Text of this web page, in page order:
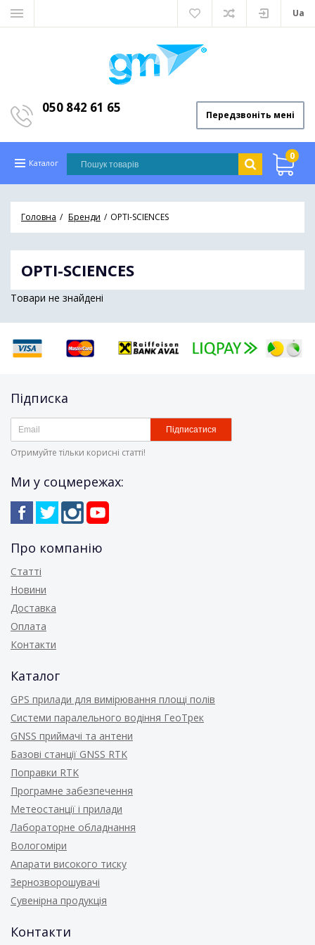
Ua
050 842 61 65 Передзвоніть мені
0
Каталог
Головна Бренди OPTI-SCIENCES
OPTI-SCIENCES
Товари не знайдені
Підписка
Підписатися
Отримуйте тільки корисні статті!
Ми у соцмережах:
Про компанію
Статті
Новини
Доставка
Оплата
Контакти
Каталог
GPS прилади для вимірювання площі полів
Системи паралельного водіння ГеоТрек
GNSS приймачі та антени
Базові станції GNSS RTK
Поправки RTK
Програмне забезпечення
Метеостанції і прилади
Лабораторне обладнання
Вологоміри
Апарати високого тиску
Зернозворошувачі
Сувенірна продукція
Контакти